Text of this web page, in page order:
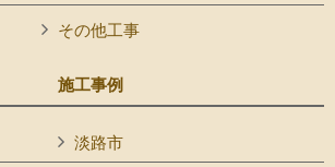
その他工事
施工事例
淡路市